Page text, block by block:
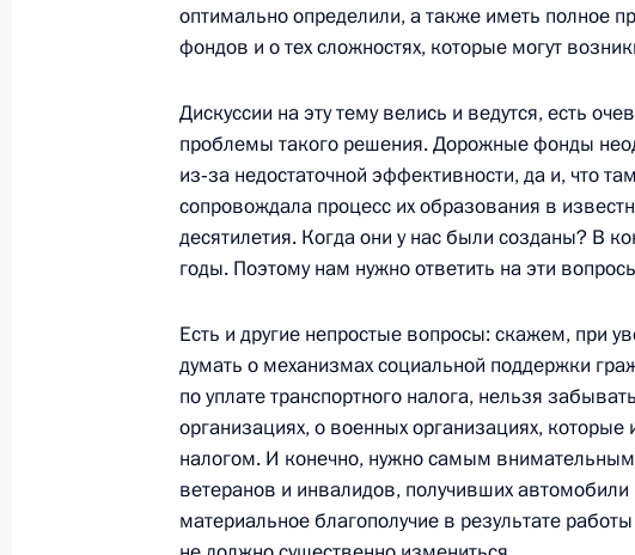
15 июня 2010 года, 16:40
Поездка в Северодвинск
15 июня 2010 года, 15:30 Северодвинск
Приветствие участникам международной
Законопроект, устанавливающий
пребывания на государственной
15 июня 2010 года, 10:30
оптимально определили, а также иметь полное
фондов и о тех сложностях, которые могут
Дискуссии на эту тему велись и ведутся, есть
проблемы такого решения. Дорожные фонды
из‑за недостаточной эффективности, да и, что
сопровождала процесс их образования в
десятилетия. Когда они у нас были созданы? В
годы. Поэтому нам нужно ответить на эти
Есть и другие непростые вопросы: скажем, при
думать о механизмах социальной поддержки
по уплате транспортного налога, нельзя
организациях, о военных организациях,
налогом. И конечно, нужно самым
ветеранов и инвалидов, получивших
материальное благополучие в результате